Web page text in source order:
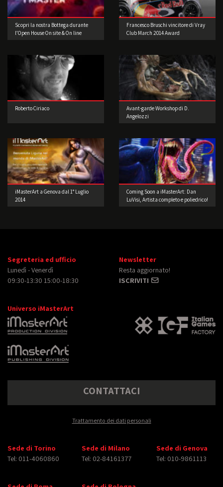
Scopri la nostra Bottega durante
l’Open House On site & On line
Francesco Bruschi vincitore di Vray
Club March 2014 Award
Roberto Ciriaco
Avant-garde Workshop di D.
Angelozzi
iMasterArt a Genova dal 1° Luglio
2014
Coming Soon a iMasterArt: Dan
LuVisi, Artista completo e poliedrico!
Segreteria ed ufficio
Lunedì - Venerdì
09:30-13:30 15:00-18:30
Newsletter
Resta aggiornato!
ISCRIVITI
Universo iMasterArt
CONTATTACI
Trattamento dei dati personali
Sede di Torino
Tel: 011-4060860
Sede di Milano
Tel: 02-84161377
Sede di Genova
Tel: 010-9861113